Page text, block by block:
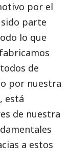
por el
parte
lo que
de
por nuestra
está
de nuestra
a estos